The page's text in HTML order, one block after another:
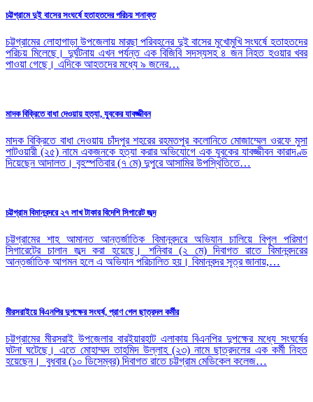
চট্টগ্রামে দুই বাসের সংঘর্ষে হতাহতদের পরিচয় শনাক্ত
চট্টগ্রামের লোহাগাড়া উপজেলায় মারছা পরিবহনের দুই বাসের মুখোমুখি সংঘর্ষে হতাহতদের
পরিচয় মিলেছে। দুর্ঘটনায় এখন পর্যন্ত এক বিজিবি সদস্যসহ ৪ জন নিহত হওয়ার খবর
পাওয়া গেছে। এদিকে আহতদের মধ্যে ৯ জনের…
মাদক বিক্রিতে বাধা দেওয়ায় হত্যা, যুবকের যাবজ্জীবন
মাদক বিক্রিতে বাধা দেওয়ায় চাঁদপুর শহরের রহমতপুর কলোনিতে মোজাম্মেল ওরফে মুসা
পাটওয়ারী (২৫) নামে একজনকে হত্যা করার অভিযোগে এক যুবকের যাবজ্জীবন কারাদণ্ড
দিয়েছেন আদালত। বৃহস্পতিবার (৭ মে) দুপুরে আসামির উপস্থিতিতে…
চট্টগ্রাম বিমানবন্দরে ২৭ লাখ টাকার বিদেশি সিগারেট জব্দ
চট্টগ্রামের শাহ আমানত আন্তর্জাতিক বিমানবন্দরে অভিযান চালিয়ে বিপুল পরিমাণ
সিগারেটের চালান জব্দ করা হয়েছে। শনিবার (২ মে) দিবাগত রাতে বিমানবন্দরের
আন্তর্জাতিক আগমন হলে এ অভিযান পরিচালিত হয়। বিমানবন্দর সূত্র জানায়,…
মীরসরাইয়ে বিএনপির দুপক্ষের সংঘর্ষ, প্রাণ গেল ছাত্রদল কর্মীর
চট্টগ্রামের মীরসরাই উপজেলার বারইয়ারহাট এলাকায় বিএনপির দুপক্ষের মধ্যে সংঘর্ষের
ঘটনা ঘটেছে। এতে মোহাম্মদ তাহমিদ উল্লাহ (২৩) নামে ছাত্রদলের এক কর্মী নিহত
হয়েছেন। বুধবার (১০ ডিসেম্বর) দিবাগত রাতে চট্টগ্রাম মেডিকেল কলেজ…